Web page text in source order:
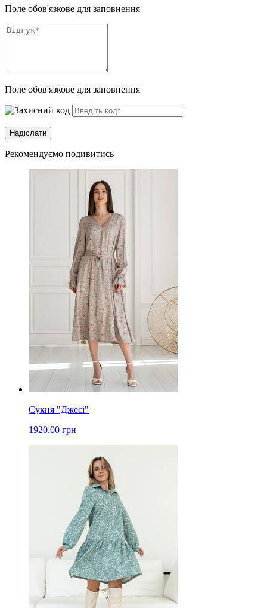
Поле обов'язкове для заповнення
Поле обов'язкове для заповнення
Рекомендуємо подивитись
Сукня "Джесі"
1920.00 грн